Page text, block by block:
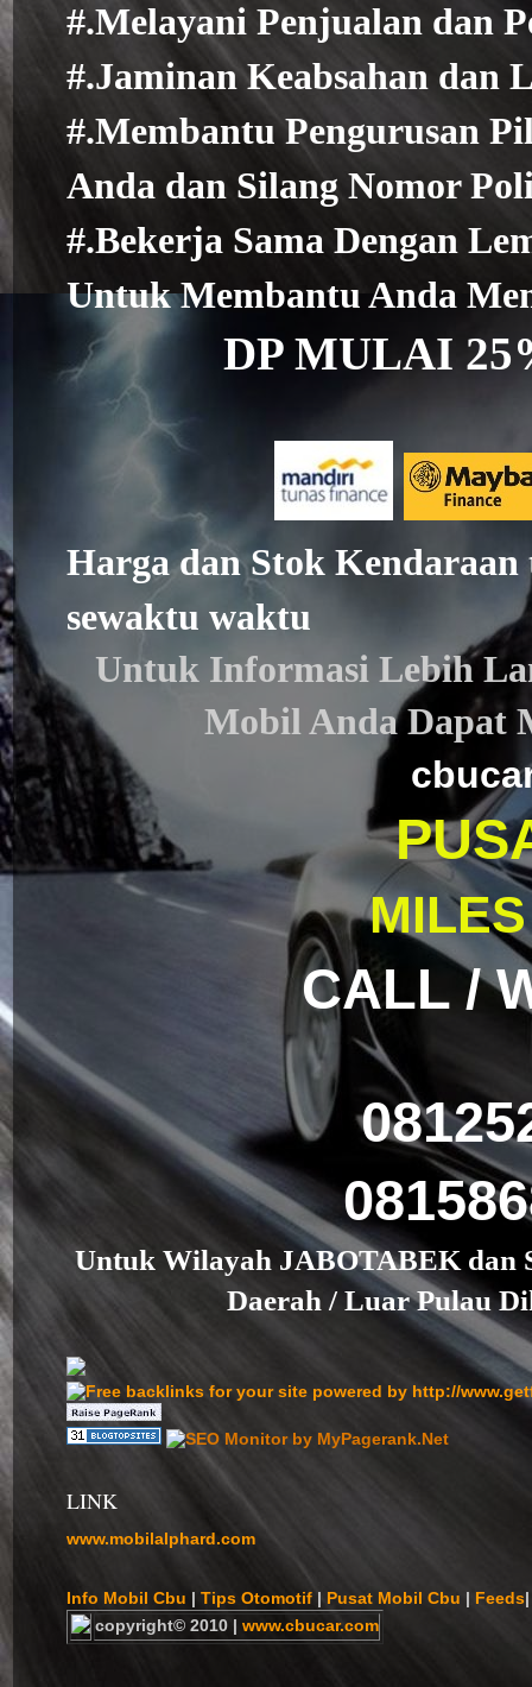
#.Melayani Penjualan dan
#.Jaminan Keabsahan dan
#.Membantu Pengurusan
Anda dan Silang Nomor
#.Bekerja Sama Dengan
Untuk Membantu Anda
DP MULAI
Harga dan Stok
sewaktu waktu
Untuk Informasi Lebih
Mobil Anda Dapat
CALL /
Untuk Wilayah JABOTABEK dan
Daerah / Luar Pulau
LINK
www.mobilalphard.com
Info Mobil Cbu Tips Otomotif Pusat Mobil Cbu Feeds
copyright© 2010 | www.cbucar.com